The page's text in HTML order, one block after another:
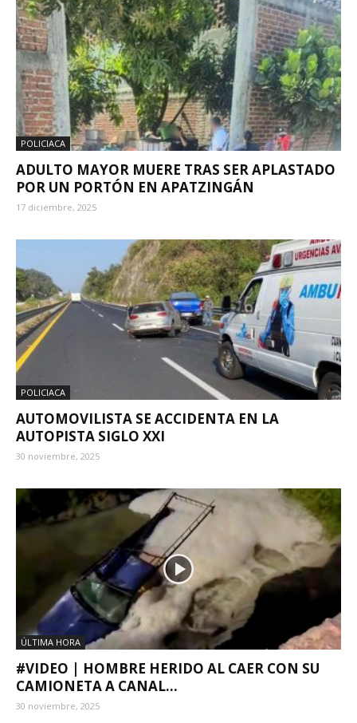
POLICIACA
ADULTO MAYOR MUERE TRAS SER APLASTADO
POR UN PORTÓN EN APATZINGÁN
17 diciembre, 2025
POLICIACA
AUTOMOVILISTA SE ACCIDENTA EN LA
AUTOPISTA SIGLO XXI
30 noviembre, 2025
ÚLTIMA HORA
#VIDEO | HOMBRE HERIDO AL CAER CON SU
CAMIONETA A CANAL...
30 noviembre, 2025